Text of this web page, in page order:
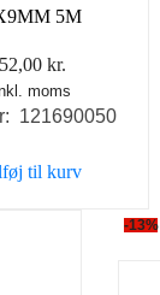
5M
52,00 kr.
moms
121690050
til kurv
-13%